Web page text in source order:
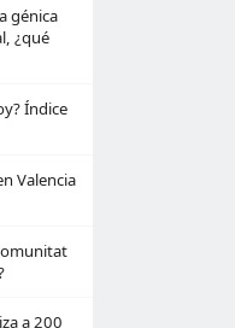
génica
¿qué
Índice
Valencia
a 200